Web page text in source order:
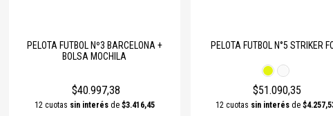
PELOTA FUTBOL Nº3 BARCELONA +
BOLSA MOCHILA
$40.997,38
12 cuotas sin interésde $3.416,45
PELOTA FUTBOL N°5 STRIKER
$51.090,35
12 cuotas sin interés de